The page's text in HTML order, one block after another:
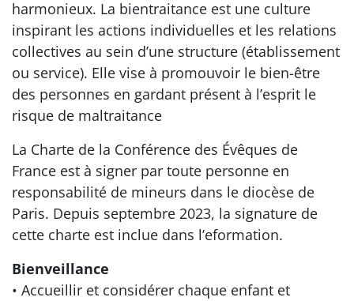
harmonieux. La bientraitance est une culture
inspirant les actions individuelles et les relations
collectives au sein d’une structure (établissement
ou service). Elle vise à promouvoir le bien-être
des personnes en gardant présent à l’esprit le
risque de maltraitance
La Charte de la Conférence des Évêques de
France est à signer par toute personne en
responsabilité de mineurs dans le diocèse de
Paris. Depuis septembre 2023, la signature de
cette charte est inclue dans l’eformation.
Bienveillance
• Accueillir et considérer chaque enfant et